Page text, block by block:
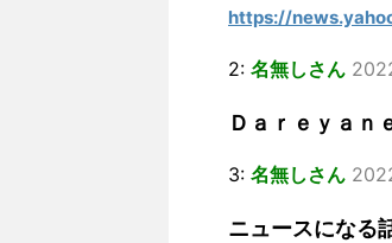
https://
2: 名無しさん
Ｄａｒｅｙａｎ
3: 名無しさん
ニュースになる